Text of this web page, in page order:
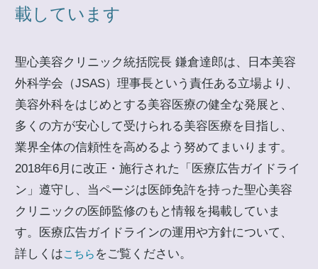
載しています
聖心美容クリニック統括院長 鎌倉達郎は、日本美容
外科学会（JSAS）理事長という責任ある立場より、
美容外科をはじめとする美容医療の健全な発展と、
多くの方が安心して受けられる美容医療を目指し、
業界全体の信頼性を高めるよう努めてまいります。
2018年6月に改正・施行された「医療広告ガイドライ
ン」遵守し、当ページは医師免許を持った聖心美容
クリニックの医師監修のもと情報を掲載していま
す。医療広告ガイドラインの運用や方針について、
詳しくはこちら をご覧ください。